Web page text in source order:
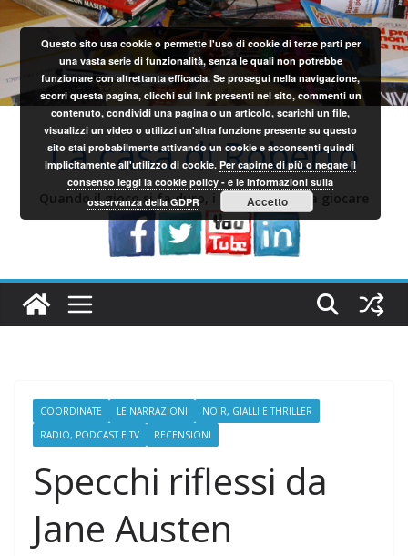
Salta
al
contenuto
La casa di Roberto
Quando il gioco si fa duro, i sardi iniziano a giocare
COORDINATE LE NARRAZIONI
NOIR, GIALLI E THRILLER
RADIO, PODCAST E TV
RECENSIONI
Specchi riflessi da
Jane Austen
Questo sito usa cookie o permette l'uso di cookie di terze parti per
una vasta serie di funzionalità, senza le quali non potrebbe
funzionare con altrettanta efficacia. Se prosegui nella navigazione,
scorri questa pagina, clicchi sui link presenti nel sito, commenti un
contenuto, condividi una pagina o un articolo, scarichi un file,
visualizzi un video o utilizzi un'altra funzione presente su questo
sito stai probabilmente attivando un cookie e acconsenti quindi
implicitamente all'utilizzo di cookie.Per capirne di più o negare il
consenso leggi la cookie policy - e le informazioni sulla
osservanza della GDPR
Accetto